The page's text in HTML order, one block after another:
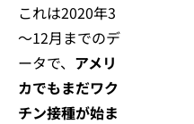
これは2020年3
～12月までのデ
ータで、 アメリ
カでもまだワク
チン接種が始ま